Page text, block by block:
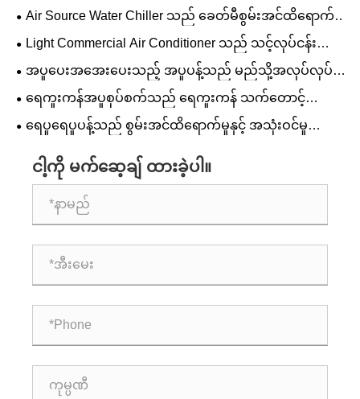
ရောက်မှုကို မြှင့်တင်ပေးပြီး သင့်ရေကူးရာသီကို သက်တမ်း
တိုးအောင် ဘယ်လိုလုပ်နိုင်မလဲ။
Air Source Water Chiller သည် ခေတ်မီစွမ်းအင်ထိရောက်မှု
ကို မည်သို့မြှင့်တင်နိုင်သနည်း။
Light Commercial Air Conditioner သည် သင့်လုပ်ငန်း
ပတ်ဝန်းကျင်ကို မည်သို့ပြောင်းလဲနိုင်မည်နည်း။
အပူပေးအအေးပေးသည့် အပူပန့်သည် မည်သို့အလုပ်လုပ်
ရေကူးကန်အပူစုပ်စက်သည် ရေကူးကန် သက်တောင့်
သက်သာရှိမှုနှင့် စွမ်းအင်ထိရောက်မှုကို မည်သို့တိုးတက်စေ
သနည်း။
ရေပူရေပူပန့်သည် စွမ်းအင်ထိရောက်မှုနှင့် အသုံးဝင်မှု
ငါ့ကို မက်ဆေ့ချ် ထားခဲ့ပါ။